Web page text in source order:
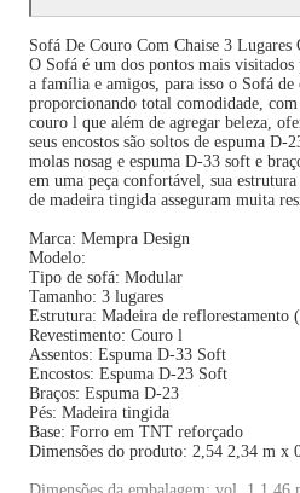
Sofá De Couro Com Chaise 3
O Sofá é um dos pontos mais
a família e amigos, para isso o Sofá
proporcionando total comodidade,
couro l que além de agregar beleza,
seus encostos são soltos de espuma D-
molas nosag e espuma D-33 soft e
em uma peça confortável, sua
de madeira tingida asseguram muita
Marca: Mempra Design
Modelo:
Tipo de sofá: Modular
Tamanho: 3 lugares
Estrutura: Madeira de reflorestamento
Revestimento: Couro l
Assentos: Espuma D-33 Soft
Encostos: Espuma D-23 Soft
Braços: Espuma D-23
Pés: Madeira tingida
Base: Forro em TNT reforçado
Dimensões do produto: 2,54 2,34 m x